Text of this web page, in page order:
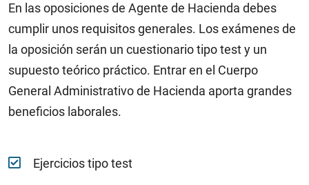
En las oposiciones de Agente de Hacienda debes
cumplir unos requisitos generales. Los exámenes de
la oposición serán un cuestionario tipo test y un
supuesto teórico práctico. Entrar en el Cuerpo
General Administrativo de Hacienda aporta grandes
beneficios laborales.
Ejercicios tipo test